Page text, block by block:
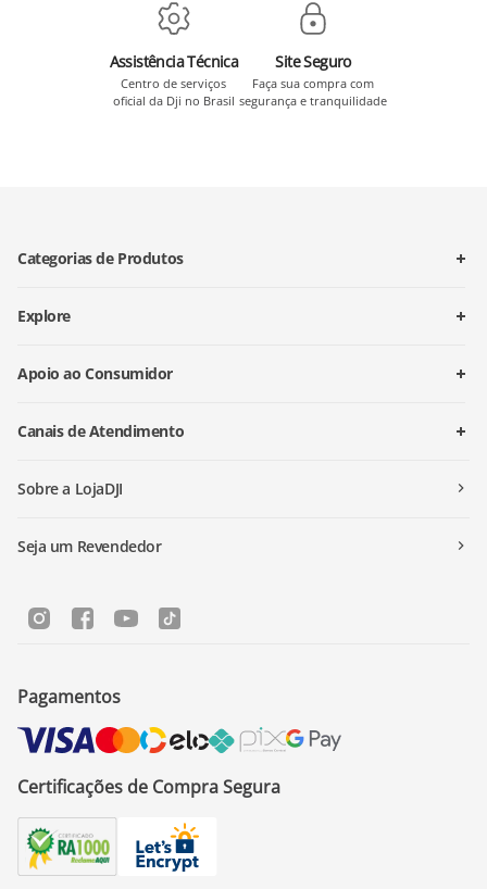
Assistência Técnica
Centro de serviços
oficial da Dji no Brasil
Site Seguro
Faça sua compra com
segurança e tranquilidade
Categorias de Produtos
Explore
Apoio ao Consumidor
Canais de Atendimento
Sobre a LojaDJI
Seja um Revendedor
Pagamentos
Certificações de Compra Segura